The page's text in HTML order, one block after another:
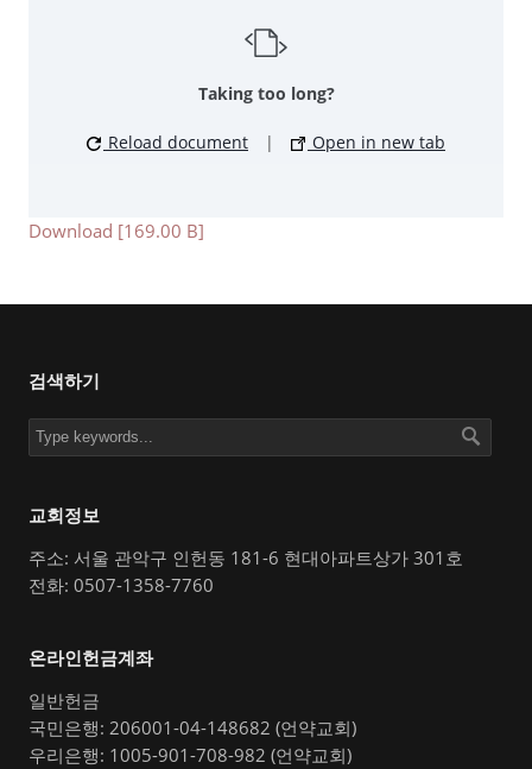
Taking too long?
Reload document | Open in new tab
Download [169.00 B]
검색하기
교회정보
주소: 서울 관악구 인헌동 181-6 현대아파트상가 301호
전화: 0507-1358-7760
온라인헌금계좌
일반헌금
국민은행: 206001-04-148682 (언약교회)
우리은행: 1005-901-708-982 (언약교회)